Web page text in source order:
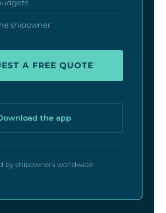
shipowner
A FREE QUOTE
the app
by shipowners worldwide